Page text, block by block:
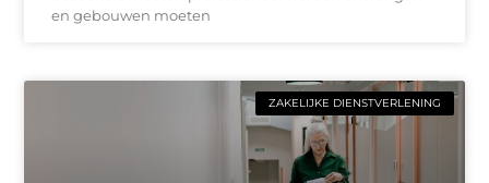
en gebouwen moeten
ZAKELIJKE DIENSTVERLENING